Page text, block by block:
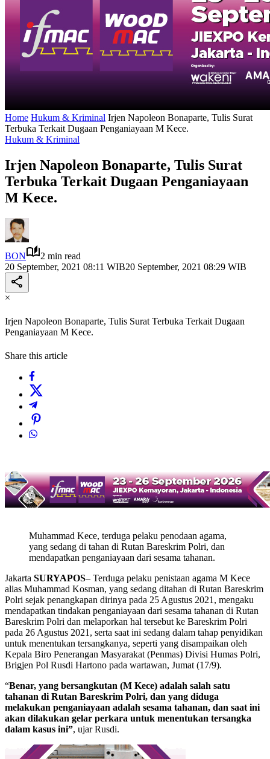
Home Hukum & Kriminal Irjen Napoleon Bonaparte, Tulis Surat
Terbuka Terkait Dugaan Penganiayaan M Kece.
Hukum & Kriminal
Irjen Napoleon Bonaparte, Tulis Surat
Terbuka Terkait Dugaan Penganiayaan
M Kece.
BON
2 min read
20 September, 2021 08:11 WIB20 September, 2021 08:29 WIB
×
Irjen Napoleon Bonaparte, Tulis Surat Terbuka Terkait Dugaan
Penganiayaan M Kece.
Share this article
Muhammad Kece, terduga pelaku penodaan agama,
yang sedang di tahan di Rutan Bareskrim Polri, dan
mendapatkan penganiayaan dari sesama tahanan.
Jakarta SURYAPOS– Terduga pelaku penistaan agama M Kece
alias Muhammad Kosman, yang sedang ditahan di Rutan Bareskrim
Polri sejak penangkapan dirinya pada 25 Agustus 2021, mengaku
mendapatkan tindakan penganiayaan dari sesama tahanan di Rutan
Bareskrim Polri dan melaporkan hal tersebut ke Bareskrim Polri
pada 26 Agustus 2021, serta saat ini sedang dalam tahap penyidikan
untuk menentukan tersangkanya, seperti yang disampaikan oleh
Kepala Biro Penerangan Masyarakat (Penmas) Divisi Humas Polri,
Brigjen Pol Rusdi Hartono pada wartawan, Jumat (17/9).
“Benar, yang bersangkutan (M Kece) adalah salah satu
tahanan di Rutan Bareskrim Polri, dan yang diduga
melakukan penganiayaan adalah sesama tahanan, dan saat ini
akan dilakukan gelar perkara untuk menentukan tersangka
dalam kasus ini”, ujar Rusdi.